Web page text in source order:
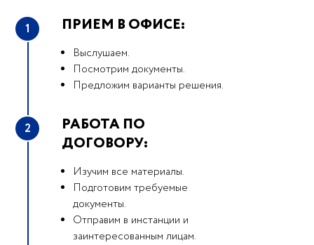
1 ПРИЕМ В ОФИСЕ:
Выслушаем.
Посмотрим документы.
Предложим варианты решения.
2
РАБОТА ПО
ДОГОВОРУ:
Изучим все материалы.
Подготовим требуемые
документы.
Отправим в инстанции и
заинтересованным лицам.